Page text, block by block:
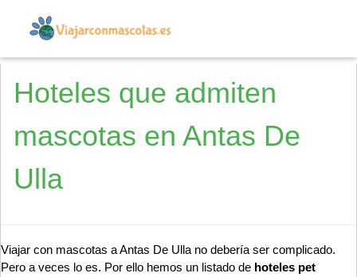
Hoteles que admiten
mascotas en Antas De
Ulla
Viajar con mascotas a Antas De Ulla no debería ser complicado.
Pero a veces lo es. Por ello hemos un listado de hoteles pet